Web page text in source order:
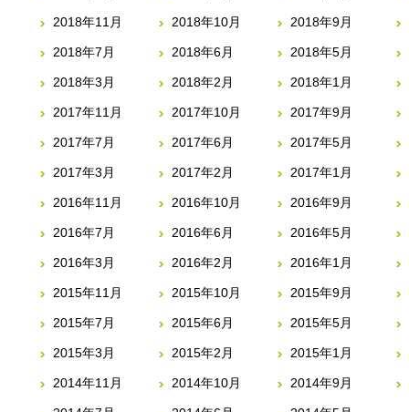
2018年11月 2018年10月 2018年9月
2018年7月 2018年6月 2018年5月
2018年3月 2018年2月 2018年1月
2017年11月 2017年10月 2017年9月
2017年7月 2017年6月 2017年5月
2017年3月 2017年2月 2017年1月
2016年11月 2016年10月 2016年9月
2016年7月 2016年6月 2016年5月
2016年3月 2016年2月 2016年1月
2015年11月 2015年10月 2015年9月
2015年7月 2015年6月 2015年5月
2015年3月 2015年2月 2015年1月
2014年11月 2014年10月 2014年9月